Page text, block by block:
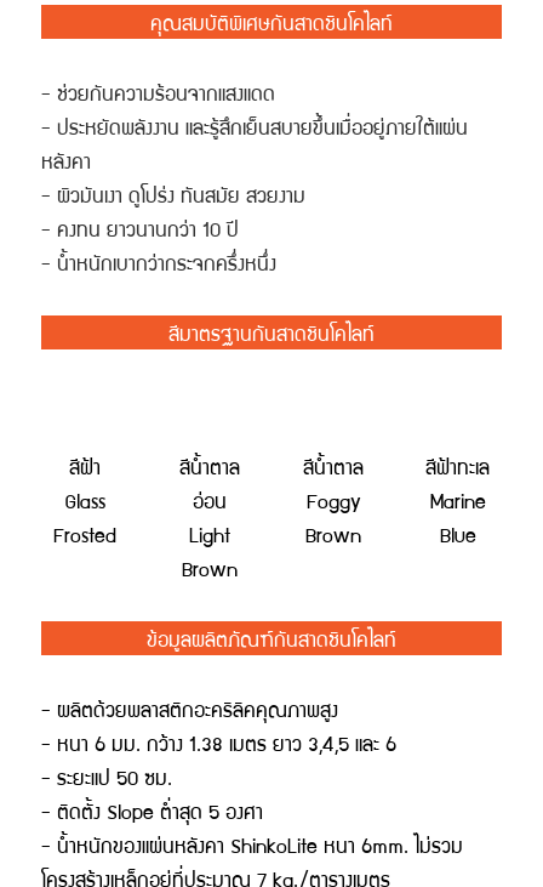
คุณสมบัติพิเศษกันสาดชินโคไลท์
- ช่วยกันความร้อนจากแสงแดด
- ประหยัดพลังงาน และรู้สึกเย็นสบายขึ้นเมื่ออยู่ภายใต้แผ่น
หลังคา
- ผิวมันเงา ดูโปร่ง ทันสมัย สวยงาม
- คงทน ยาวนานกว่า 10 ปี
- น้ำหนักเบากว่ากระจกครึ่งหนึ่ง
สีมาตรฐานกันสาดชินโคไลท์
สีฝ้า
Glass
Frosted
สีน้ำตาล
อ่อน
Light
Brown
สีน้ำตาล
Foggy
Brown
สีฟ้าทะเล
Marine
Blue
ข้อมูลผลิตภัณฑ์กันสาดชินโคไลท์
- ผลิตด้วยพลาสติกอะคริลิคคุณภาพสูง
- หนา 6 มม. กว้าง 1.38 เมตร ยาว 3,4,5 และ 6
- ระยะแป 50 ซม.
- ติดตั้ง Slope ต่ำสุด 5 องศา
- น้ำหนักของแผ่นหลังคา ShinkoLite หนา 6mm. ไม่รวม
โครงสร้างเหล็กอยู่ที่ประมาณ 7 kg./ตารางเมตร